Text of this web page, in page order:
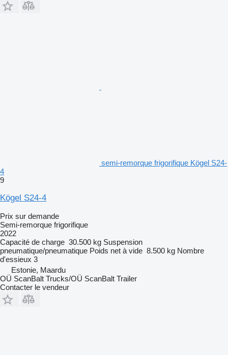
semi-remorque frigorifique Kögel S24-
4
9
Kögel S24-4
Prix sur demande
Semi-remorque frigorifique
2022
Capacité de charge 30.500 kg Suspension
pneumatique/pneumatique Poids net à vide 8.500 kg Nombre
d'essieux 3
Estonie, Maardu
OÜ ScanBalt Trucks/OÜ ScanBalt Trailer
Contacter le vendeur